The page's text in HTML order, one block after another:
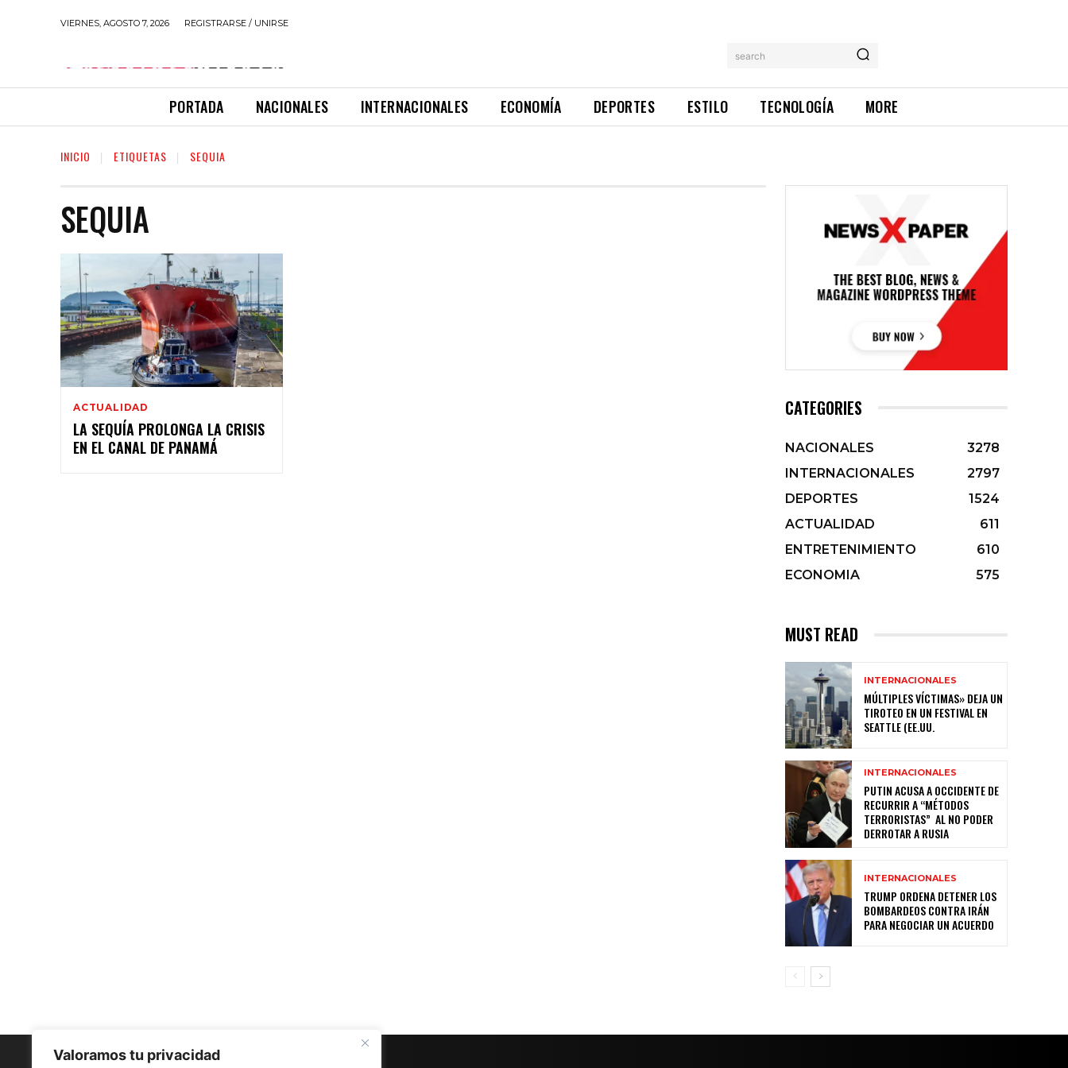
Valoramos tu privacidad
VIERNES, AGOSTO 7, 2026 REGISTRARSE / UNIRSE
search
PORTADA NACIONALES INTERNACIONALES ECONOMÍA DEPORTES ESTILO TECNOLOGÍA MORE
INICIO ETIQUETAS SEQUIA
SEQUIA
ACTUALIDAD
LA SEQUÍA PROLONGA LA CRISIS
EN EL CANAL DE PANAMÁ
CATEGORIES
NACIONALES
3278
INTERNACIONALES
2797
DEPORTES
1524
ACTUALIDAD
611
ENTRETENIMIENTO
610
ECONOMIA
575
MUST READ
INTERNACIONALES
MÚLTIPLES VÍCTIMAS» DEJA UN
TIROTEO EN UN FESTIVAL EN
SEATTLE (EE.UU.
INTERNACIONALES
PUTIN ACUSA A OCCIDENTE DE
RECURRIR A “MÉTODOS
TERRORISTAS” AL NO PODER
DERROTAR A RUSIA
INTERNACIONALES
TRUMP ORDENA DETENER LOS
BOMBARDEOS CONTRA IRÁN
PARA NEGOCIAR UN ACUERDO